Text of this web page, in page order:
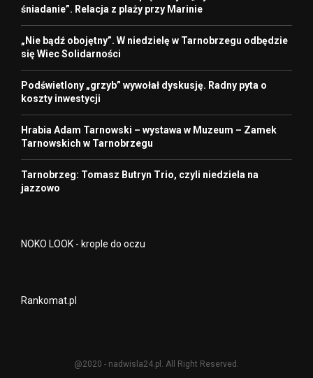
śniadanie”. Relacja z plaży przy Marinie
„Nie bądź obojętny”. W niedzielę w Tarnobrzegu odbędzie
się Wiec Solidarności
Podświetlony „grzyb” wywołał dyskusję. Radny pyta o
koszty inwestycji
Hrabia Adam Tarnowski – wystawa w Muzeum – Zamek
Tarnowskich w Tarnobrzegu
Tarnobrzeg: Tomasz Butryn Trio, czyli niedziela na
jazzowo
NOKO LOOK - krople do oczu
Rankomat.pl
@2020 - nadwisla24.pl. All Right Reserved.